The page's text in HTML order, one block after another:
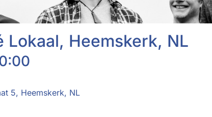
Lokaal, Heemskerk, NL
5, Heemskerk, NL